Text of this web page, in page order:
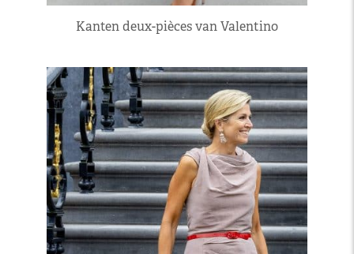
Kanten deux-pièces van Valentino